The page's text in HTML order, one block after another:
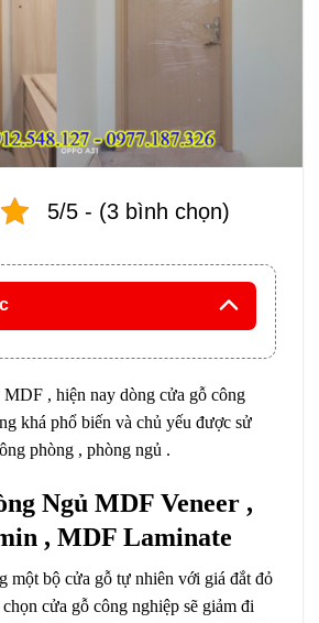
5/5 - (3 bình chọn)
, hiện nay dòng cửa gỗ công
khá phổ biến và chủ yếu được sử
phòng , phòng ngủ .
Ngủ MDF Veneer ,
, MDF Laminate
một bộ cửa gỗ tự nhiên với giá đắt đỏ
cửa gỗ công nghiệp sẽ giảm đi